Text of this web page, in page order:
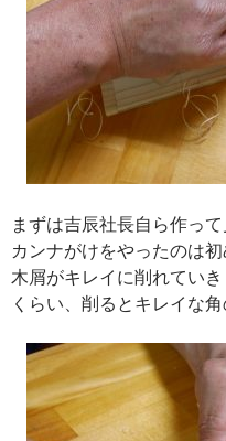
まずは吉辰社長自ら作って
カンナがけをやったのは
木屑がキレイに削れてい
くらい、削るとキレイな